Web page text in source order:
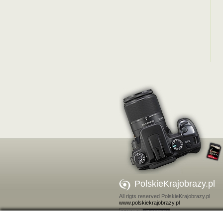
PolskieKrajobrazy.pl
All rigts reserved PolskieKrajobrazy.pl
www.polskiekrajobrazy.pl